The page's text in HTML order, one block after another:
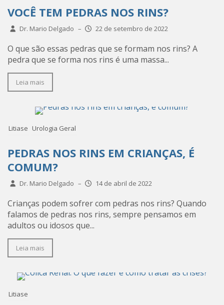
VOCÊ TEM PEDRAS NOS RINS?
Dr. Mario Delgado – 22 de setembro de 2022
O que são essas pedras que se formam nos rins? A
pedra que se forma nos rins é uma massa...
Leia mais
Litiase Urologia Geral
PEDRAS NOS RINS EM CRIANÇAS, É
COMUM?
Dr. Mario Delgado – 14 de abril de 2022
Crianças podem sofrer com pedras nos rins? Quando
falamos de pedras nos rins, sempre pensamos em
adultos ou idosos que...
Leia mais
Litiase